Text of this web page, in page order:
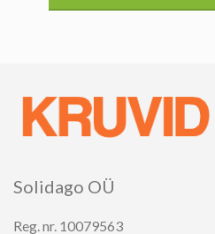
Solidago OÜ
Reg. nr. 10079563